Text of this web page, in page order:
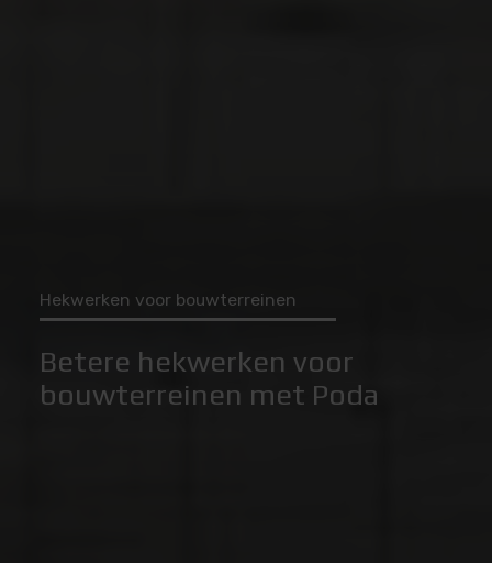
Hekwerken voor bouwterreinen
Betere hekwerken voor
bouwterreinen met Poda